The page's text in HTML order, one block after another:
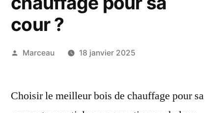
cour ?
Publié
Marceau 18 janvier 2025
Choisir le meilleur bois de chauffage pour sa